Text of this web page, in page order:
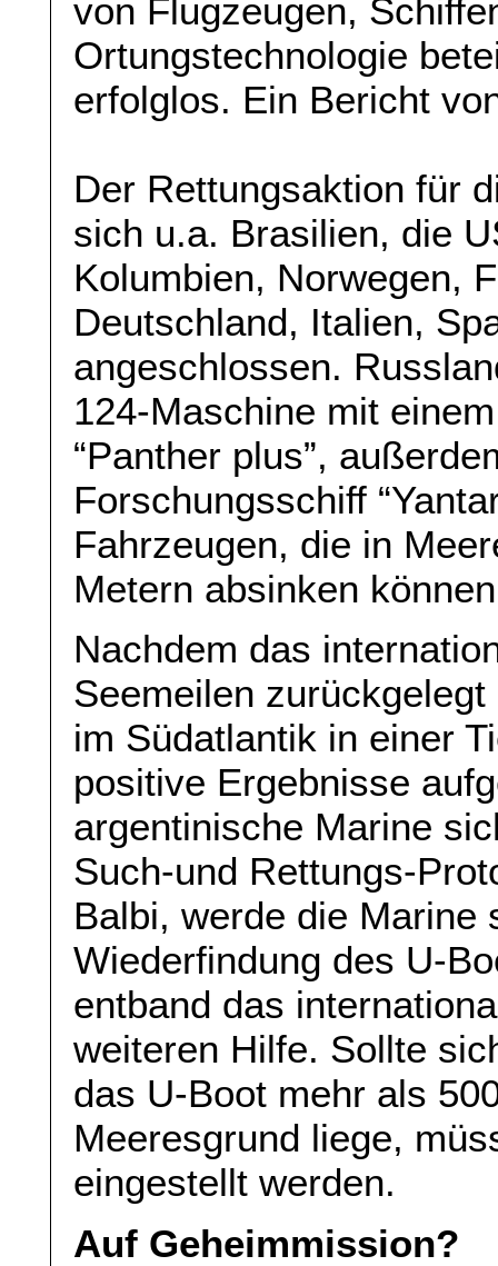
von Flugzeugen,
Ortungstechnologie
erfolglos. Ein Bericht
Der Rettungsaktion für
sich u.a. Brasilien, die
Kolumbien, Norwegen,
Deutschland, Italien,
angeschlossen.
124-Maschine mit
“Panther plus”,
Forschungsschiff
Fahrzeugen, die in
Metern absinken
Nachdem das
Seemeilen
im Südatlantik in einer
positive Ergebnisse
argentinische Marine
Such-und Rettungs-
Balbi, werde die Marine
Wiederfindung des U-
entband das
weiteren Hilfe. Sollte
das U-Boot mehr als
Meeresgrund liege,
eingestellt werden.
Auf Geheimmission?